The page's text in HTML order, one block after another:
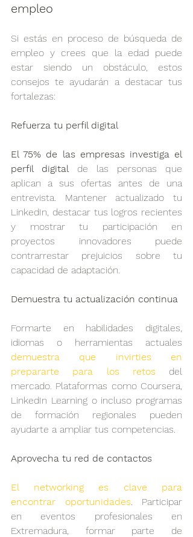
empleo
Si estás en proceso de búsqueda de
empleo y crees que la edad puede
estar siendo un obstáculo, estos
consejos te ayudarán a destacar tus
fortalezas:
Refuerza tu perfil digital
El 75% de las empresas investiga el
perfil digital de las personas que
aplican a sus ofertas antes de una
entrevista. Mantener actualizado tu
LinkedIn, destacar tus logros recientes
y mostrar tu participación en
proyectos innovadores puede
contrarrestar prejuicios sobre tu
capacidad de adaptación.
Demuestra tu actualización continua
Formarte en habilidades digitales,
demuestra que invirties en
prepararte para los retos del
mercado. Plataformas como Coursera,
LinkedIn Learning o incluso programas
de formación regionales pueden
ayudarte a ampliar tus competencias.
Aprovecha tu red de contactos
El networking es clave para
encontrar oportunidades. Participar
en eventos profesionales en
Extremadura, formar parte de